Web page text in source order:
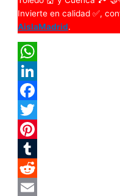
Invierte en calidad ✅,
AislaMadrid.
WhatsApp
LinkedIn
Facebook
Twitter
Pinterest
Tumblr
Reddit